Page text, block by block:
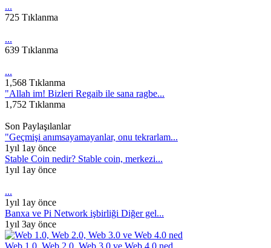
...
725 Tıklanma
...
639 Tıklanma
...
1,568 Tıklanma
"Allah im! Bizleri Regaib ile sana ragbe...
1,752 Tıklanma
Son Paylaşılanlar
"Geçmişi anımsayamayanlar, onu tekrarlam...
1yıl 1ay önce
Stable Coin nedir? Stable coin, merkezi...
1yıl 1ay önce
...
1yıl 1ay önce
Banxa ve Pi Network işbirliği Diğer gel...
1yıl 3ay önce
Web 1.0, Web 2.0, Web 3.0 ve Web 4.0 ned...